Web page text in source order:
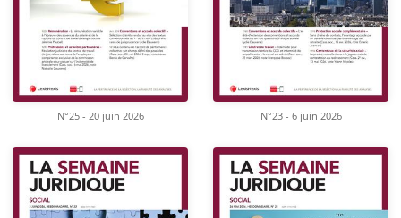
N°25 - 20 juin 2026 N°23 - 6 juin 2026